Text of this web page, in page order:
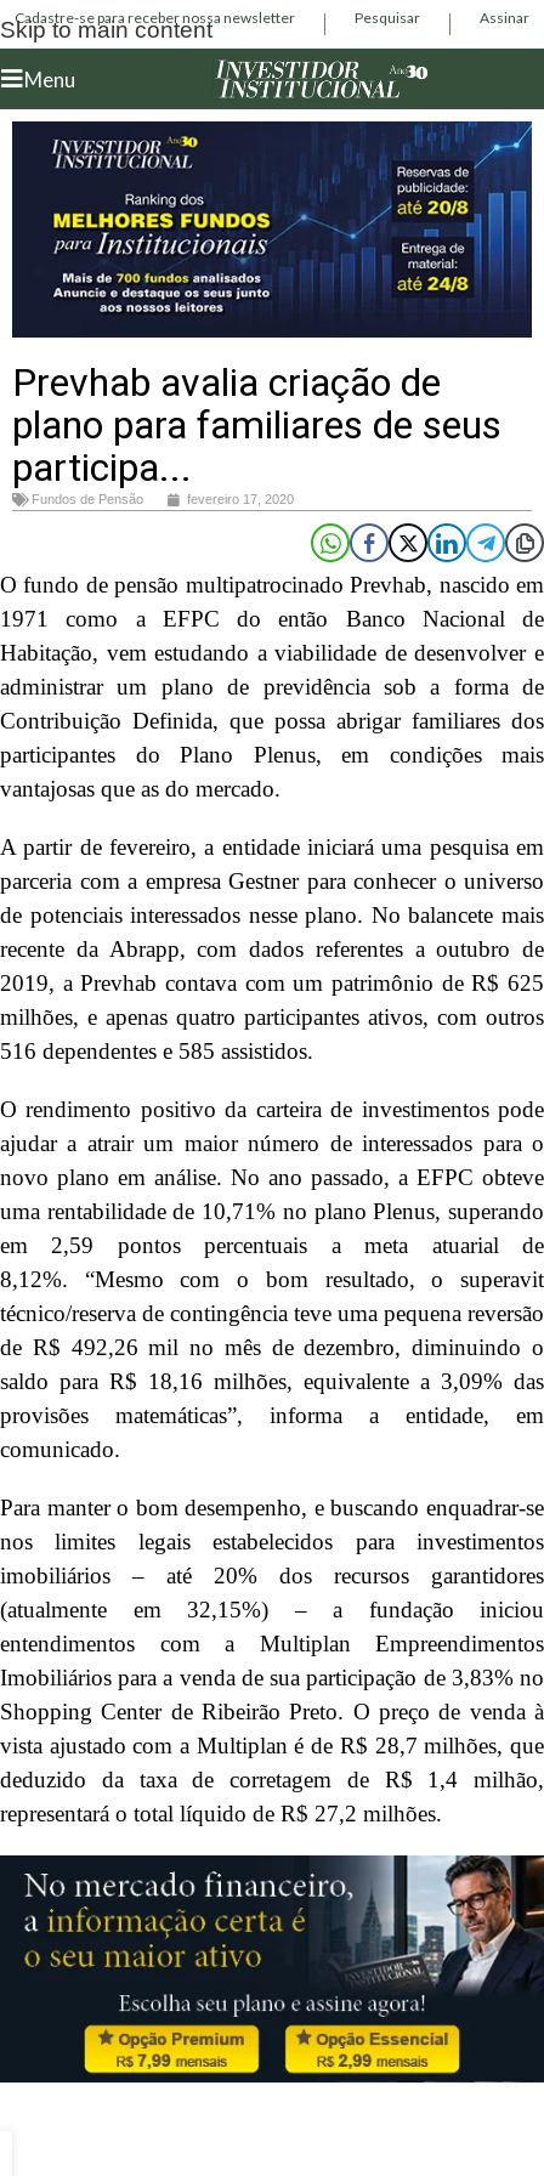
Skip to main content
Cadastre-se para receber nossa newsletter Pesquisar Assinar
Menu
Prevhab avalia criação de
plano para familiares de seus
participa...
Fundos de Pensão fevereiro 17, 2020
O fundo de pensão multipatrocinado Prevhab, nascido em
1971 como a EFPC do então Banco Nacional de
Habitação, vem estudando a viabilidade de desenvolver e
administrar um plano de previdência sob a forma de
Contribuição Definida, que possa abrigar familiares dos
participantes do Plano Plenus, em condições mais
vantajosas que as do mercado.
A partir de fevereiro, a entidade iniciará uma pesquisa em
parceria com a empresa Gestner para conhecer o universo
de potenciais interessados nesse plano. No balancete mais
recente da Abrapp, com dados referentes a outubro de
2019, a Prevhab contava com um patrimônio de R$ 625
milhões, e apenas quatro participantes ativos, com outros
516 dependentes e 585 assistidos.
O rendimento positivo da carteira de investimentos pode
ajudar a atrair um maior número de interessados para o
novo plano em análise. No ano passado, a EFPC obteve
uma rentabilidade de 10,71% no plano Plenus, superando
em 2,59 pontos percentuais a meta atuarial de
8,12%. “Mesmo com o bom resultado, o superavit
técnico/reserva de contingência teve uma pequena reversão
de R$ 492,26 mil no mês de dezembro, diminuindo o
saldo para R$ 18,16 milhões, equivalente a 3,09% das
provisões matemáticas”, informa a entidade, em
comunicado.
Para manter o bom desempenho, e buscando enquadrar-se
nos limites legais estabelecidos para investimentos
imobiliários – até 20% dos recursos garantidores
(atualmente em 32,15%) – a fundação iniciou
entendimentos com a Multiplan Empreendimentos
Imobiliários para a venda de sua participação de 3,83% no
Shopping Center de Ribeirão Preto. O preço de venda à
vista ajustado com a Multiplan é de R$ 28,7 milhões, que
deduzido da taxa de corretagem de R$ 1,4 milhão,
representará o total líquido de R$ 27,2 milhões.